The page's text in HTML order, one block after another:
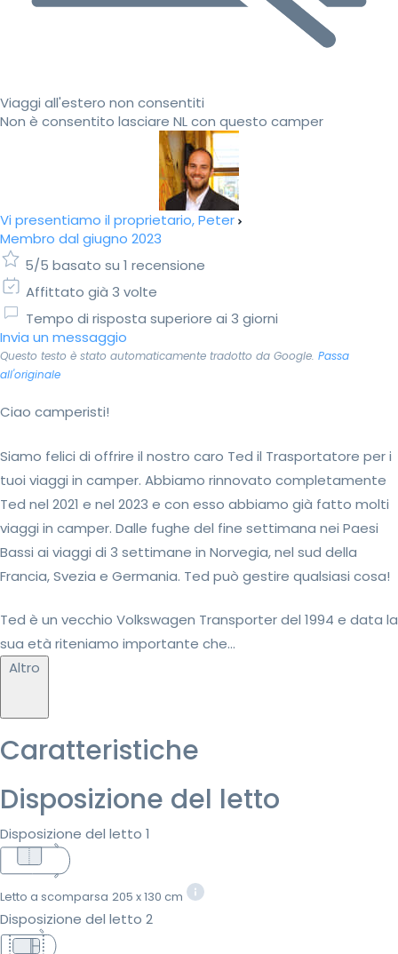
Viaggi all'estero non consentiti
Non è consentito lasciare NL con questo camper
Vi presentiamo il proprietario, Peter
Membro dal giugno 2023
5/5 basato su 1 recensione
Affittato già 3 volte
Tempo di risposta superiore ai 3 giorni
Invia un messaggio
Questo testo è stato automaticamente tradotto da Google. Passa
all'originale
Ciao camperisti!
Siamo felici di offrire il nostro caro Ted il Trasportatore per i
tuoi viaggi in camper. Abbiamo rinnovato completamente
Ted nel 2021 e nel 2023 e con esso abbiamo già fatto molti
viaggi in camper. Dalle fughe del fine settimana nei Paesi
Bassi ai viaggi di 3 settimane in Norvegia, nel sud della
Francia, Svezia e Germania. Ted può gestire qualsiasi cosa!
Ted è un vecchio Volkswagen Transporter del 1994 e data la
sua età riteniamo importante che...
Altro
Caratteristiche
Disposizione del letto
Disposizione del letto 1
Letto a scomparsa 205 x 130 cm
Disposizione del letto 2